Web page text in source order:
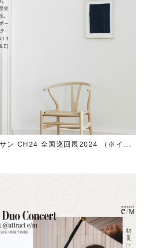
ン CH24 全国巡回展2024 （※イ...